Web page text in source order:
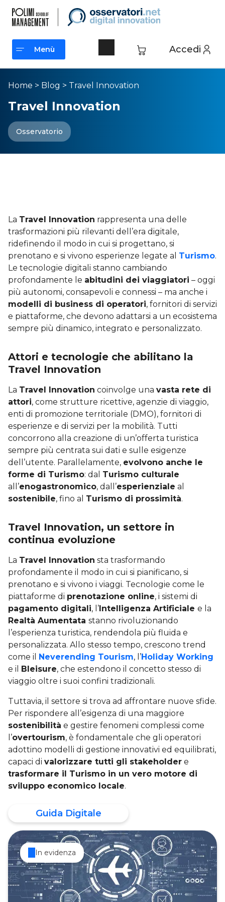
Accedi
Menù
Menù
Home > Blog > Travel Innovation
Travel Innovation
Osservatorio
La Travel Innovation rappresenta una delle
trasformazioni più rilevanti dell’era digitale,
ridefinendo il modo in cui si progettano, si
prenotano e si vivono esperienze legate al Turismo.
Le tecnologie digitali stanno cambiando
profondamente le abitudini dei viaggiatori – oggi
più autonomi, consapevoli e connessi – ma anche i
modelli di business di operatori, fornitori di servizi
e piattaforme, che devono adattarsi a un ecosistema
sempre più dinamico, integrato e personalizzato.
Attori e tecnologie che abilitano la
Travel Innovation
La Travel Innovation coinvolge una vasta rete di
attori, come strutture ricettive, agenzie di viaggio,
enti di promozione territoriale (DMO), fornitori di
esperienze e di servizi per la mobilità. Tutti
concorrono alla creazione di un’offerta turistica
sempre più centrata sui dati e sulle esigenze
dell’utente. Parallelamente, evolvono anche le
forme di Turismo: dal Turismo culturale
all’enogastronomico, dall’esperienziale al
sostenibile, fino al Turismo di prossimità.
Travel Innovation, un settore in
continua evoluzione
La Travel Innovation sta trasformando
profondamente il modo in cui si pianificano, si
prenotano e si vivono i viaggi. Tecnologie come le
piattaforme di prenotazione online, i sistemi di
pagamento digitali, l’Intelligenza Artificiale e la
Realtà Aumentata stanno rivoluzionando
l’esperienza turistica, rendendola più fluida e
personalizzata. Allo stesso tempo, crescono trend
come il Neverending Tourism, l’Holiday Working
e il Bleisure, che estendono il concetto stesso di
viaggio oltre i suoi confini tradizionali.
Tuttavia, il settore si trova ad affrontare nuove sfide.
Per rispondere all’esigenza di una maggiore
sostenibilità e gestire fenomeni complessi come
l’overtourism, è fondamentale che gli operatori
adottino modelli di gestione innovativi ed equilibrati,
capaci di valorizzare tutti gli stakeholder e
trasformare il Turismo in un vero motore di
sviluppo economico locale.
Guida Digitale
In evidenza